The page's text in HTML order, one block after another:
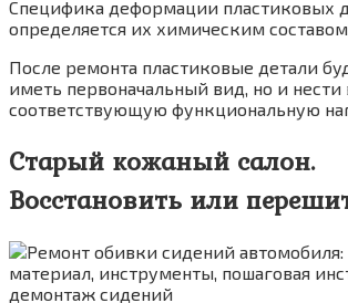
Специфика деформации пластиковых
определяется их химическим
После ремонта пластиковые детали
иметь первоначальный вид, но и
соответствующую функциональную
Старый кожаный салон.
Восстановить или